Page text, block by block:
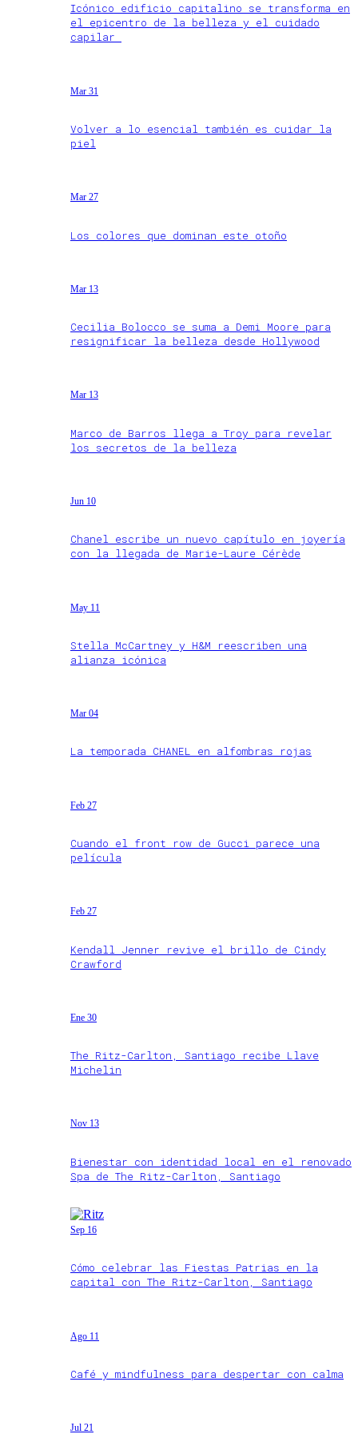
Icónico edificio capitalino se transforma en
el epicentro de la belleza y el cuidado
capilar
Mar 31
Volver a lo esencial también es cuidar la
piel
Mar 27
Los colores que dominan este otoño
Mar 13
Cecilia Bolocco se suma a Demi Moore para
resignificar la belleza desde Hollywood
Mar 13
Marco de Barros llega a Troy para revelar
los secretos de la belleza
Jun 10
Chanel escribe un nuevo capítulo en joyería
con la llegada de Marie-Laure Cérède
May 11
Stella McCartney y H&M reescriben una
alianza icónica
Mar 04
La temporada CHANEL en alfombras rojas
Feb 27
Cuando el front row de Gucci parece una
película
Feb 27
Kendall Jenner revive el brillo de Cindy
Crawford
Ene 30
The Ritz-Carlton, Santiago recibe Llave
Michelin
Nov 13
Bienestar con identidad local en el renovado
Spa de The Ritz-Carlton, Santiago
Sep 16
Cómo celebrar las Fiestas Patrias en la
capital con The Ritz-Carlton, Santiago
Ago 11
Café y mindfulness para despertar con calma
Jul 21